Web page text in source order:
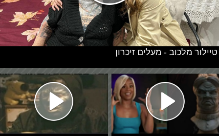
טיילור מלכוב - מעלים זיכרון